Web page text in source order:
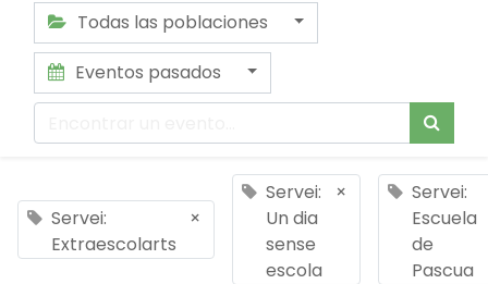
Todas las poblaciones
Eventos pasados
Servei:
Extraescolarts
×
Servei:
Un dia
sense
escola
×
Servei:
Escuela
de
Pascua